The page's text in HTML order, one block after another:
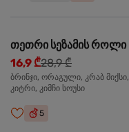
თეთრი სეზამის როლი
16,9 ₾28,9 ₾
ბრინჯი, ორაგული, კრაბ
კიტრი, კიმჩი სოუსი
5